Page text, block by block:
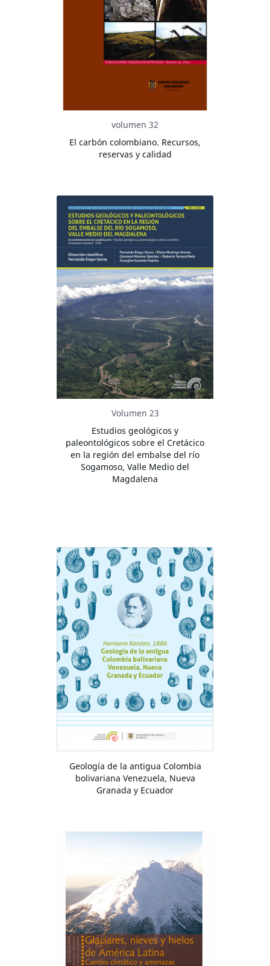
volumen 32
El carbón colombiano. Recursos,
reservas y calidad
Volumen 23
Estudios geológicos y
paleontológicos sobre el Cretácico
en la región del embalse del río
Sogamoso, Valle Medio del
Magdalena
Geología de la antigua Colombia
bolivariana Venezuela, Nueva
Granada y Ecuador